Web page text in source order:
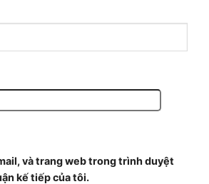
và trang web trong trình duyệt
kế tiếp của tôi.